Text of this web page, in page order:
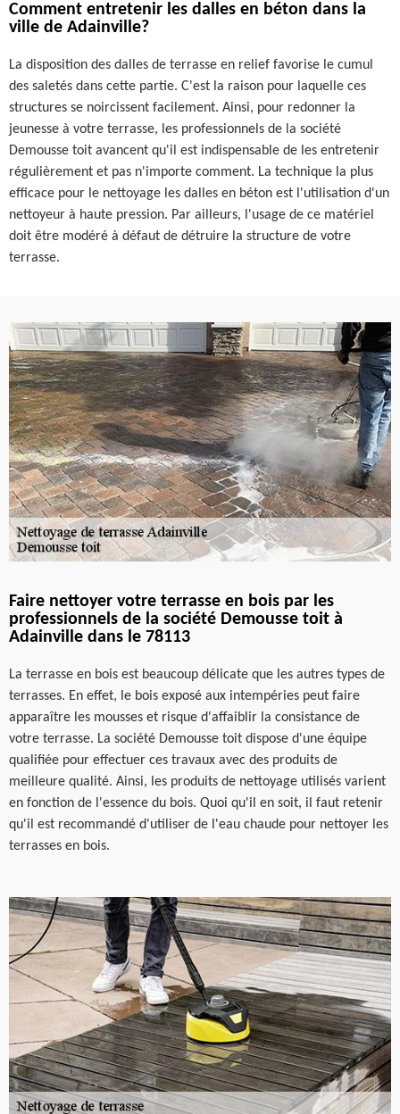
Comment entretenir les dalles en béton dans la
ville de Adainville?
La disposition des dalles de terrasse en relief favorise le cumul
des saletés dans cette partie. C'est la raison pour laquelle ces
structures se noircissent facilement. Ainsi, pour redonner la
jeunesse à votre terrasse, les professionnels de la société
Demousse toit avancent qu'il est indispensable de les entretenir
régulièrement et pas n'importe comment. La technique la plus
efficace pour le nettoyage les dalles en béton est l'utilisation d'un
nettoyeur à haute pression. Par ailleurs, l'usage de ce matériel
doit être modéré à défaut de détruire la structure de votre
terrasse.
Faire nettoyer votre terrasse en bois par les
professionnels de la société Demousse toit à
Adainville dans le 78113
La terrasse en bois est beaucoup délicate que les autres types de
terrasses. En effet, le bois exposé aux intempéries peut faire
apparaître les mousses et risque d'affaiblir la consistance de
votre terrasse. La société Demousse toit dispose d'une équipe
qualifiée pour effectuer ces travaux avec des produits de
meilleure qualité. Ainsi, les produits de nettoyage utilisés varient
en fonction de l'essence du bois. Quoi qu'il en soit, il faut retenir
qu'il est recommandé d'utiliser de l'eau chaude pour nettoyer les
terrasses en bois.